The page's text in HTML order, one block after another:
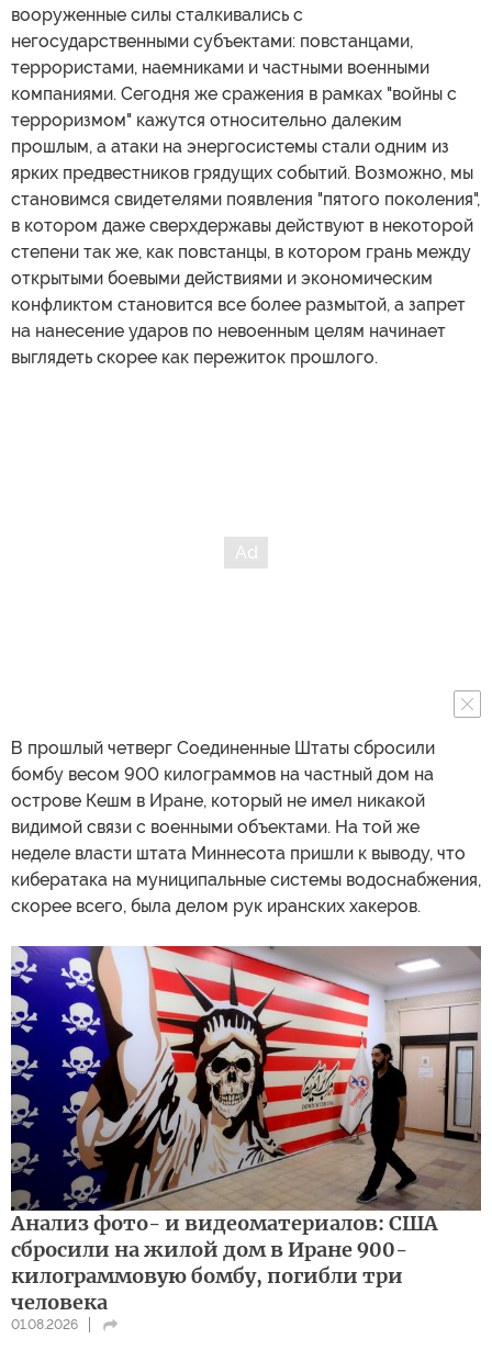
вооруженные силы сталкивались с
негосударственными субъектами: повстанцами,
террористами, наемниками и частными военными
компаниями. Сегодня же сражения в рамках "войны с
терроризмом" кажутся относительно далеким
прошлым, а атаки на энергосистемы стали одним из
ярких предвестников грядущих событий. Возможно, мы
становимся свидетелями появления "пятого поколения",
в котором даже сверхдержавы действуют в некоторой
степени так же, как повстанцы, в котором грань между
открытыми боевыми действиями и экономическим
конфликтом становится все более размытой, а запрет
на нанесение ударов по невоенным целям начинает
выглядеть скорее как пережиток прошлого.
В прошлый четверг Соединенные Штаты сбросили
бомбу весом 900 килограммов на частный дом на
острове Кешм в Иране, который не имел никакой
видимой связи с военными объектами. На той же
неделе власти штата Миннесота пришли к выводу, что
кибератака на муниципальные системы водоснабжения,
скорее всего, была делом рук иранских хакеров.
Анализ фото- и видеоматериалов: США
сбросили на жилой дом в Иране 900-
килограммовую бомбу, погибли три
человека
01.08.2026